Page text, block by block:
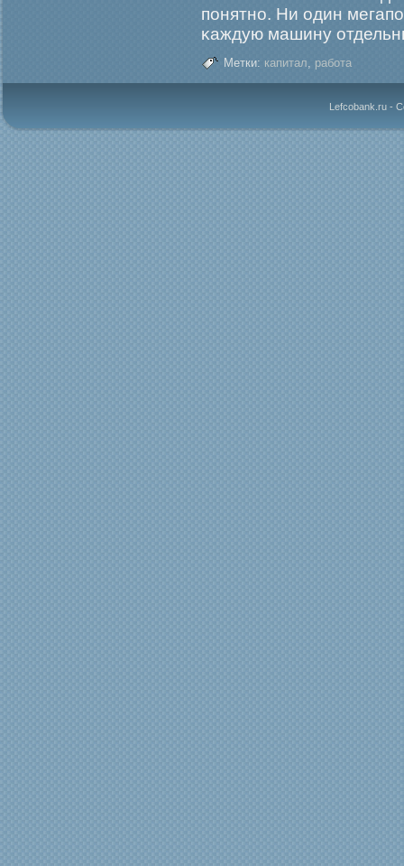
понятно. Ни один
κаждую машину
Метки: капитал, работа
Lefcobank.ru -